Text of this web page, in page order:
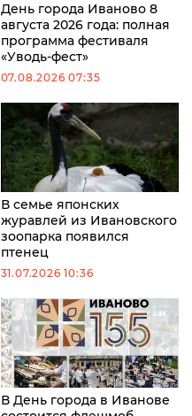
День города Иваново 8
августа 2026 года: полная
программа фестиваля
«Уводь-фест»
07.08.2026 07:35
В семье японских
журавлей из Ивановского
зоопарка появился
птенец
31.07.2026 10:36
В День города в Иванове